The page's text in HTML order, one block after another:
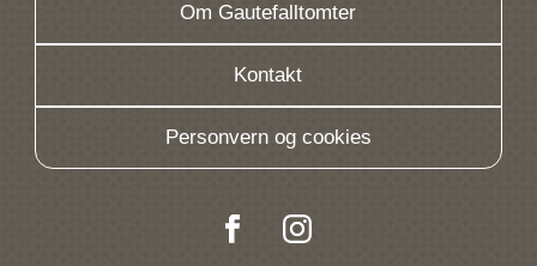
Om Gautefalltomter
Kontakt
Personvern og cookies